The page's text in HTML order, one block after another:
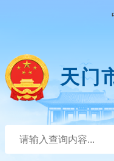
天门